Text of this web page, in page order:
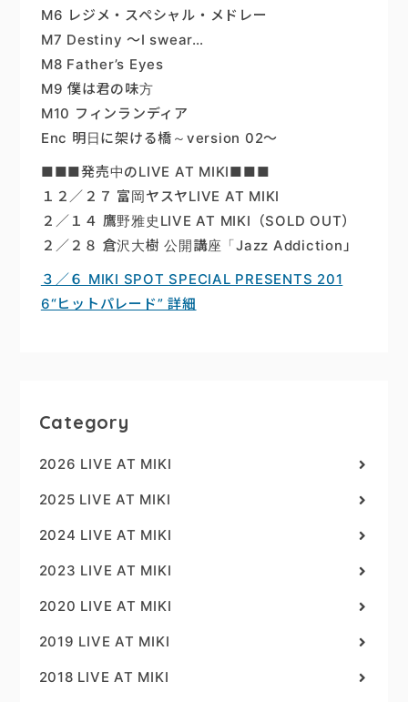
M6 レジメ・スペシャル・メドレー
M7 Destiny ～I swear…
M8 Father’s Eyes
M9 僕は君の味方
M10 フィンランディア
Enc 明日に架ける橋～version 02～
■■■発売中のLIVE AT MIKI■■■
１２／２７ 富岡ヤスヤLIVE AT MIKI
２／１４ 鷹野雅史LIVE AT MIKI（SOLD OUT）
２／２８ 倉沢大樹 公開講座「Jazz Addiction」
３／６ MIKI SPOT SPECIAL PRESENTS 201
6“ヒットパレード” 詳細
Category
2026 LIVE AT MIKI
2025 LIVE AT MIKI
2024 LIVE AT MIKI
2023 LIVE AT MIKI
2020 LIVE AT MIKI
2019 LIVE AT MIKI
2018 LIVE AT MIKI